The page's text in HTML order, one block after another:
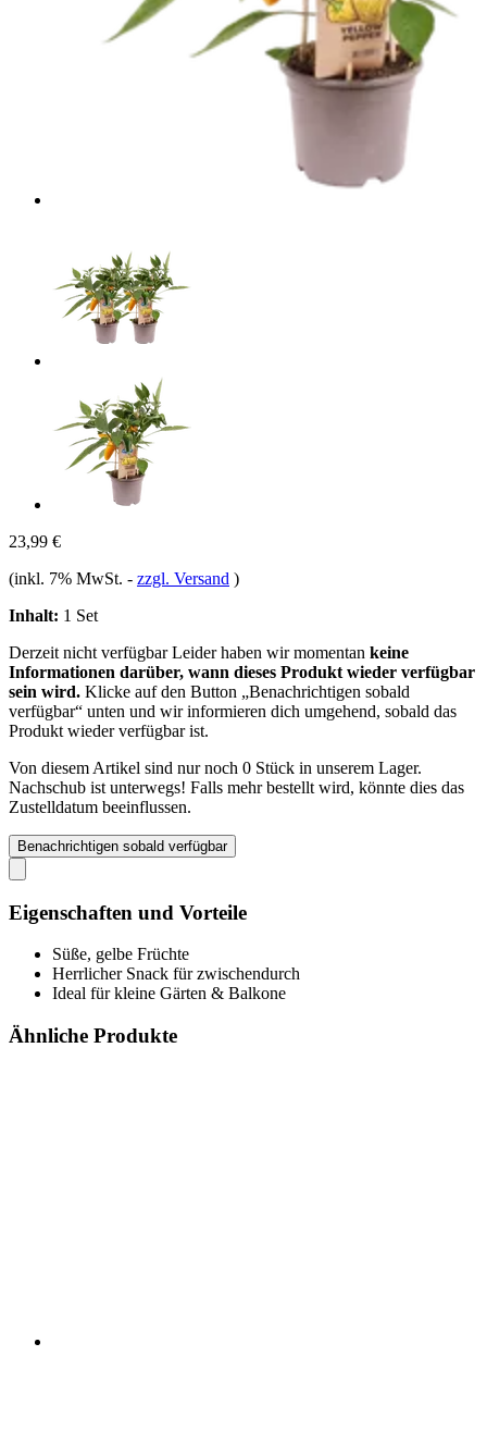
23,99 €
(inkl. 7% MwSt. - zzgl. Versand )
Inhalt: 1 Set
Derzeit nicht verfügbarLeider haben wir momentan keine
Informationen darüber, wann dieses Produkt wieder verfügbar
sein wird. Klicke auf den Button „Benachrichtigen sobald
verfügbar“ unten und wir informieren dich umgehend, sobald das
Produkt wieder verfügbar ist.
Von diesem Artikel sind nur noch 0 Stück in unserem Lager.
Nachschub ist unterwegs! Falls mehr bestellt wird, könnte dies das
Zustelldatum beeinflussen.
Benachrichtigen sobald verfügbar
Eigenschaften und Vorteile
Süße, gelbe Früchte
Herrlicher Snack für zwischendurch
Ideal für kleine Gärten & Balkone
Ähnliche Produkte